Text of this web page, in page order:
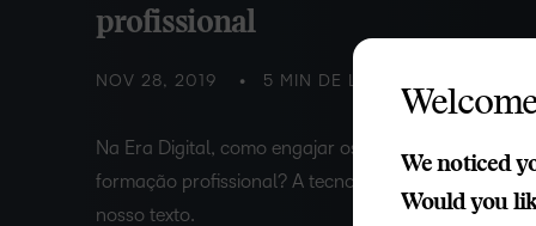
profissional
NOV 28, 2019 5 MIN DE LEITURA
Na Era Digital, como engajar os colaboradores em
formação profissional? A tecnologia pode ajudar!
nosso texto.
We noticed
Would you